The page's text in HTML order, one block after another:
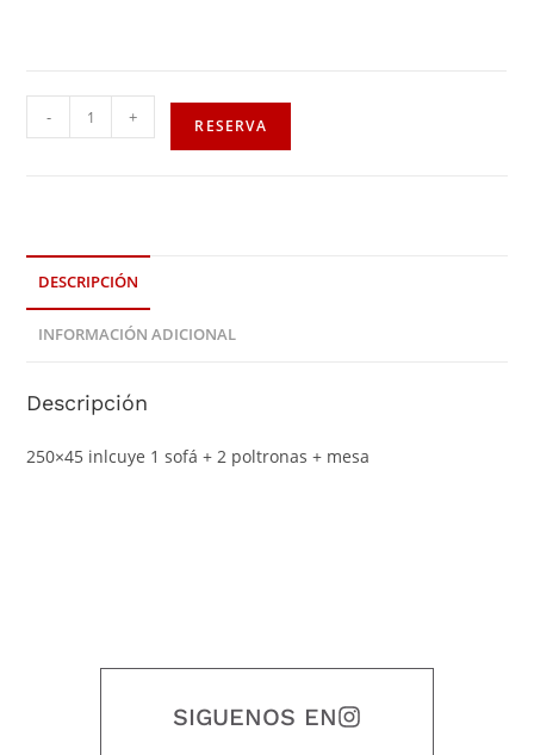
- + RESERVA
DESCRIPCIÓN
INFORMACIÓN ADICIONAL
Descripción
250×45 inlcuye 1 sofá + 2 poltronas + mesa
SIGUENOS EN